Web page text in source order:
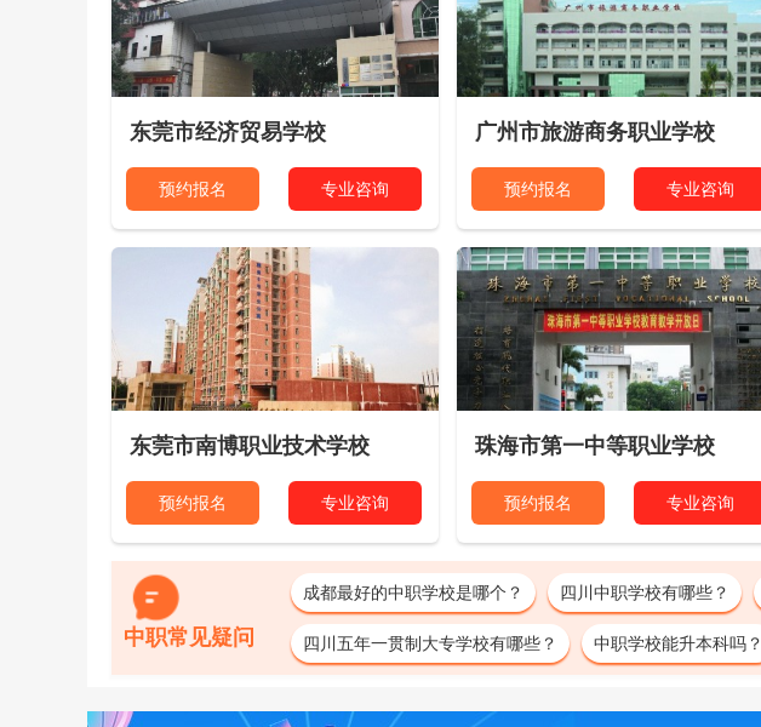
东莞市经济贸易学校
预约报名 专业咨询
广州市旅游商务职业学校
预约报名 专业咨询
东莞市南博职业技术学校
预约报名 专业咨询
珠海市第一中等职业学校
预约报名 专业咨询
中职常见疑问
成都最好的中职学校是哪个？ 四川中职学校有哪些？
四川五年一贯制大专学校有哪些？ 中职学校能升本科吗？